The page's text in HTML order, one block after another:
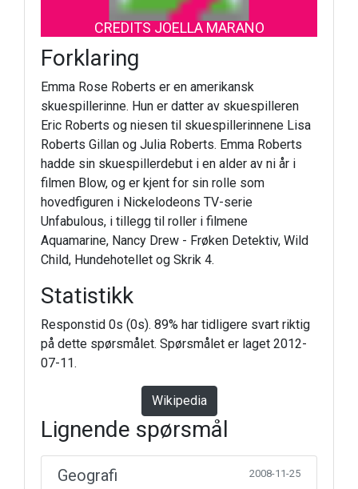
CREDITS JOELLA MARANO
Forklaring
Emma Rose Roberts er en amerikansk
skuespillerinne. Hun er datter av skuespilleren
Eric Roberts og niesen til skuespillerinnene Lisa
Roberts Gillan og Julia Roberts. Emma Roberts
hadde sin skuespillerdebut i en alder av ni år i
filmen Blow, og er kjent for sin rolle som
hovedfiguren i Nickelodeons TV-serie
Unfabulous, i tillegg til roller i filmene
Aquamarine, Nancy Drew - Frøken Detektiv, Wild
Child, Hundehotellet og Skrik 4.
Statistikk
Responstid 0s (0s). 89% har tidligere svart riktig
på dette spørsmålet. Spørsmålet er laget 2012-
07-11.
Wikipedia
Lignende spørsmål
Geografi 2008-11-25